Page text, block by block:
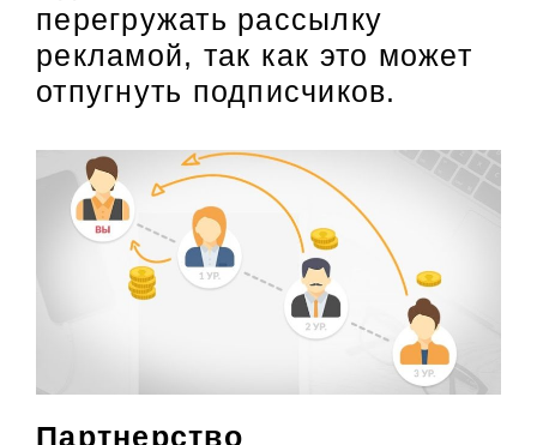
перегружать рассылку
рекламой, так как это может
отпугнуть подписчиков.
Партнерство